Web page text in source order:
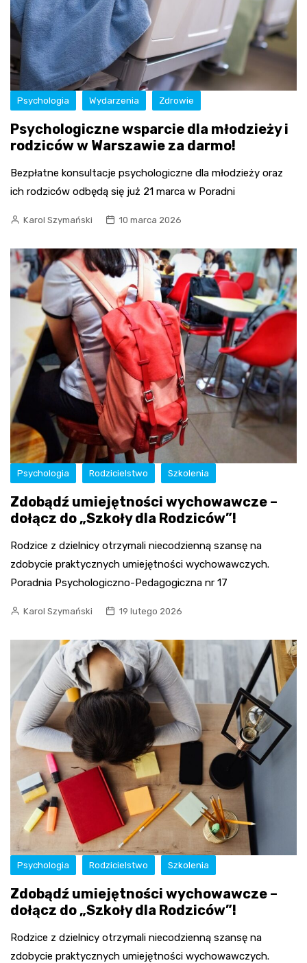
Psychologia Wydarzenia Zdrowie
Psychologiczne wsparcie dla młodzieży i
rodziców w Warszawie za darmo!
Bezpłatne konsultacje psychologiczne dla młodzieży oraz
ich rodziców odbędą się już 21 marca w Poradni
Karol Szymański 10 marca 2026
Psychologia Rodzicielstwo Szkolenia
Zdobądź umiejętności wychowawcze –
dołącz do „Szkoły dla Rodziców”!
Rodzice z dzielnicy otrzymali niecodzienną szansę na
zdobycie praktycznych umiejętności wychowawczych.
Poradnia Psychologiczno-Pedagogiczna nr 17
Karol Szymański 19 lutego 2026
Psychologia Rodzicielstwo Szkolenia
Zdobądź umiejętności wychowawcze –
dołącz do „Szkoły dla Rodziców”!
Rodzice z dzielnicy otrzymali niecodzienną szansę na
zdobycie praktycznych umiejętności wychowawczych.